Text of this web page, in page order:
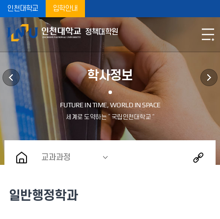
인천대학교 입학안내
정책대학원
학사정보
교과과정
일반행정학과